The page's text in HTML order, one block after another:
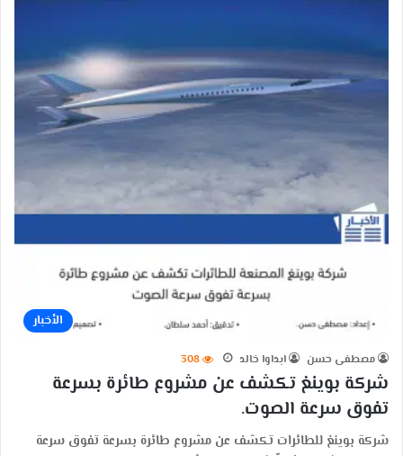
الأخبار
مصطفى حسن ابداوا خالد 308
شركة بوينغ تكشف عن مشروع طائرة بسرعة
تفوق سرعة الصوت.
شركة بوينغ للطائرات تكشف عن مشروع طائرة بسرعة تفوق سرعة